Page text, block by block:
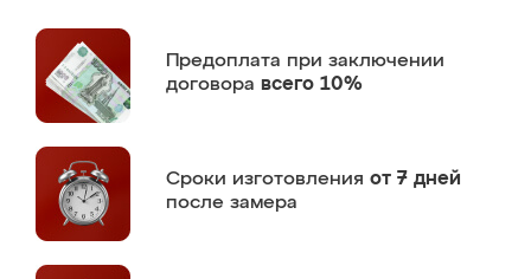
Предоплата при заключении
договора всего 10%
Сроки изготовления от 7 дней
после замера